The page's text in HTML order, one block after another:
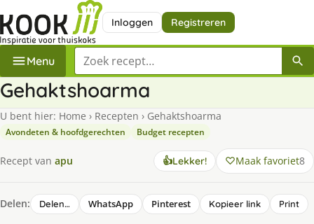
Inloggen Registreren
Menu Zoek een recept
Gehaktshoarma
U bent hier: Home › Recepten › Gehaktshoarma
Avondeten & hoofdgerechten Budget recepten
Recept van apu 👍Lekker! Maak favoriet8
Delen: Delen… WhatsApp Pinterest Kopieer link Print